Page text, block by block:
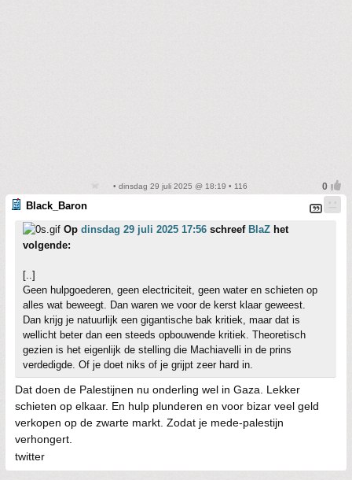
• dinsdag 29 juli 2025 @ 18:19 • 116
Black_Baron
Op dinsdag 29 juli 2025 17:56 schreef BlaZ het
volgende:
[..]
Geen hulpgoederen, geen electriciteit, geen water en schieten op
alles wat beweegt. Dan waren we voor de kerst klaar geweest.
Dan krijg je natuurlijk een gigantische bak kritiek, maar dat is
wellicht beter dan een steeds opbouwende kritiek. Theoretisch
gezien is het eigenlijk de stelling die Machiavelli in de prins
verdedigde. Of je doet niks of je grijpt zeer hard in.
Dat doen de Palestijnen nu onderling wel in Gaza. Lekker
schieten op elkaar. En hulp plunderen en voor bizar veel geld
verkopen op de zwarte markt. Zodat je mede-palestijn
verhongert.
twitter